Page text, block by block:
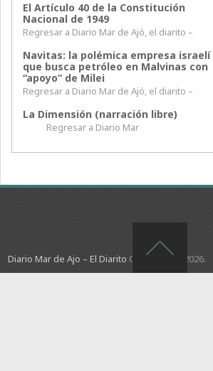
El Artículo 40 de la Constitución
Nacional de 1949
Regresar a Diario Mar de Ajó, el diarito –
Navitas: la polémica empresa israelí
que busca petróleo en Malvinas con
“apoyo” de Milei
Regresar a Diario Mar de Ajó, el diarito –
La Dimensión (narración libre)
Regresar a Diario Mar
Diario Mar de Ajo – El Diarito Copyright © 2026.